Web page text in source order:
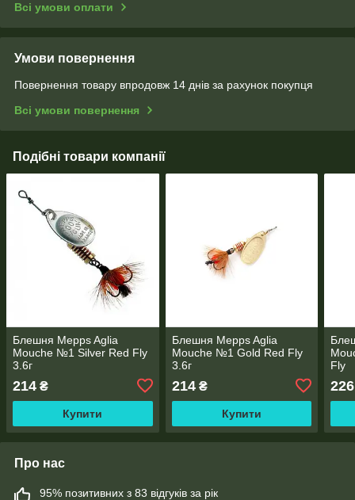
Всі умови оплати
Умови повернення
Повернення товару впродовж 14 днів за рахунок покупця
Всі умови повернення
Подібні товари компанії
Блешня Mepps Aglia
Mouche №1 Silver Red Fly
3.6г
214 ₴
Купити
Блешня Mepps Aglia
Mouche №1 Gold Red Fly
3.6г
214₴
Купити
Fly
226
Про нас
95% позитивних з 83 відгуків за рік